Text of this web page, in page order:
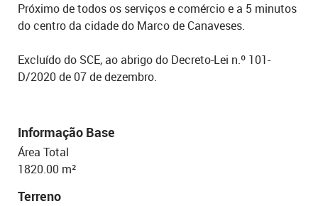
Próximo de todos os serviços e comércio e a 5 minutos
do centro da cidade do Marco de Canaveses.
Excluído do SCE, ao abrigo do Decreto-Lei n.º 101-
D/2020 de 07 de dezembro.
Informação Base
Área Total
1820.00 m²
Terreno